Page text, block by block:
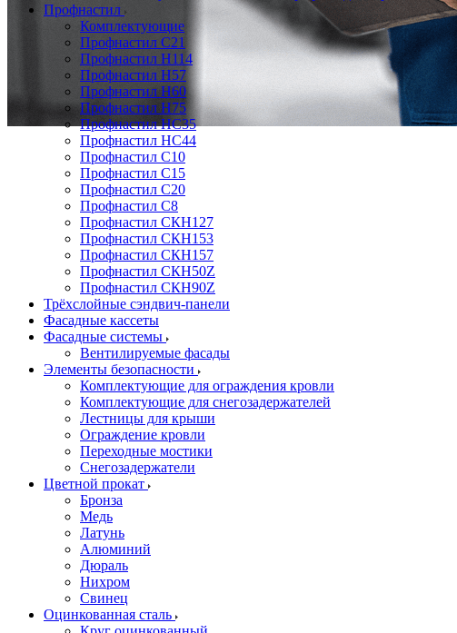
Профнастил
Комплектующие
Профнастил C21
Профнастил Н114
Профнастил Н57
Профнастил Н60
Профнастил Н75
Профнастил НС35
Профнастил НС44
Профнастил С10
Профнастил С15
Профнастил С20
Профнастил С8
Профнастил СКН127
Профнастил СКН153
Профнастил СКН157
Профнастил СКН50Z
Профнастил СКН90Z
Трёхслойные сэндвич-панели
Фасадные кассеты
Фасадные системы
Вентилируемые фасады
Элементы безопасности
Комплектующие для ограждения кровли
Комплектующие для снегозадержателей
Лестницы для крыши
Ограждение кровли
Переходные мостики
Снегозадержатели
Цветной прокат
Бронза
Медь
Латунь
Алюминий
Дюраль
Нихром
Свинец
Оцинкованная сталь